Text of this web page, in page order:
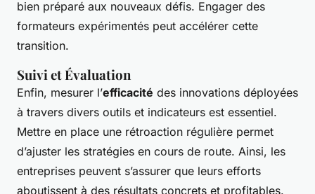
bien préparé aux nouveaux défis. Engager des
formateurs expérimentés peut accélérer cette
transition.
Suivi et Évaluation
Enfin, mesurer l’efficacité des innovations déployées
à travers divers outils et indicateurs est essentiel.
Mettre en place une rétroaction régulière permet
d’ajuster les stratégies en cours de route. Ainsi, les
entreprises peuvent s’assurer que leurs efforts
aboutissent à des résultats concrets et profitables.